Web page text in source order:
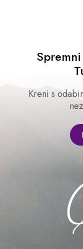
Kreni s